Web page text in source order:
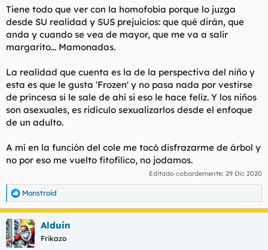
Tiene todo que ver con la homofobia porque lo juzga
desde SU realidad y SUS prejuicios: que qué dirán, que
anda y cuando se vea de mayor, que me va a salir
margarito... Mamonadas.
La realidad que cuenta es la de la perspectiva del niño y
esta es que le gusta 'Frozen' y no pasa nada por vestirse
de princesa si le sale de ahí si eso le hace feliz. Y los niños
son asexuales, es ridículo sexualizarlos desde el enfoque
de un adulto.
A mí en la función del cole me tocó disfrazarme de árbol y
no por eso me vuelto fitofílico, no jodamos.
Editado cobardemente: 29 Dic 2020
R
e
a
c
c
i
Monstroid
Alduin
Frikazo